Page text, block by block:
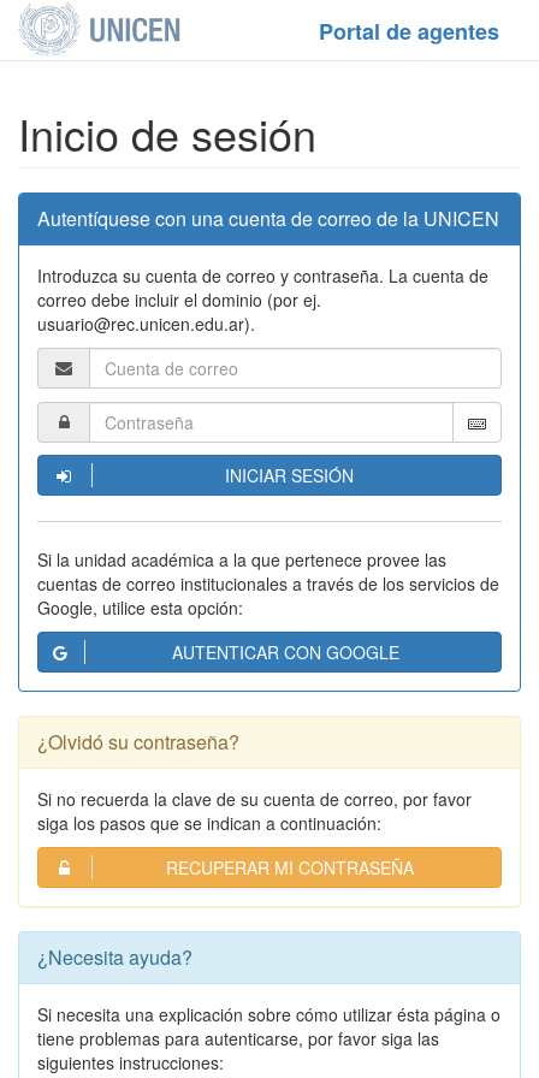
Portal de agentes
Inicio de sesión
Autentíquese con una cuenta de correo de la UNICEN
Introduzca su cuenta de correo y contraseña. La cuenta de
correo debe incluir el dominio (por ej.
usuario@rec.unicen.edu.ar).
INICIAR SESIÓN
Si la unidad académica a la que pertenece provee las
cuentas de correo institucionales a través de los servicios de
Google, utilice esta opción:
AUTENTICAR CON GOOGLE
¿Olvidó su contraseña?
Si no recuerda la clave de su cuenta de correo, por favor
siga los pasos que se indican a continuación:
RECUPERAR MI CONTRASEÑA
¿Necesita ayuda?
Si necesita una explicación sobre cómo utilizar ésta página o
tiene problemas para autenticarse, por favor siga las
siguientes instrucciones: